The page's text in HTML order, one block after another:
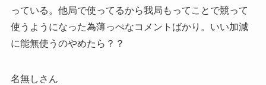
っている。他局で使ってるから我局もってことで競って
使うようになった為薄っぺなコメントばかり。いい加減
に能無使うのやめたら？？
名無しさん